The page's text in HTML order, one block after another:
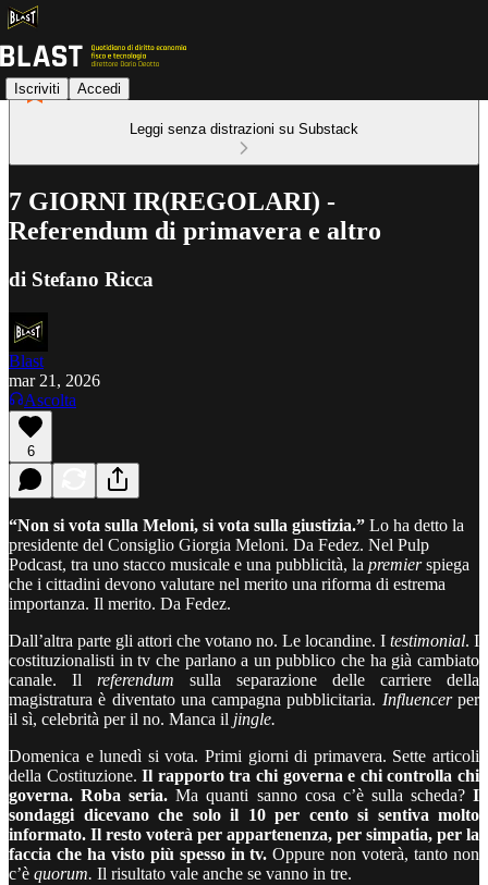
Iscriviti Accedi
Leggi senza distrazioni su Substack
7 GIORNI IR(REGOLARI) -
Referendum di primavera e altro
di Stefano Ricca
Blast
mar 21, 2026
Ascolta
6
“Non si vota sulla Meloni, si vota sulla giustizia.” Lo ha detto la
presidente del Consiglio Giorgia Meloni. Da Fedez. Nel Pulp
Podcast, tra uno stacco musicale e una pubblicità, la premierspiega
che i cittadini devono valutare nel merito una riforma di estrema
importanza. Il merito. Da Fedez.
Dall’altra parte gli attori che votano no. Le locandine. I testimonial. I
costituzionalisti in tv che parlano a un pubblico che ha già cambiato
canale. Il referendum sulla separazione delle carriere della
magistratura è diventato una campagna pubblicitaria. Influencerper
il sì, celebrità per il no. Manca il jingle.
Domenica e lunedì si vota. Primi giorni di primavera. Sette articoli
della Costituzione.Il rapporto tra chi governa e chi controlla chi
governa. Roba seria.Ma quanti sanno cosa c’è sulla scheda?I
sondaggi dicevano che solo il 10 per cento si sentiva molto
informato. Il resto voterà per appartenenza, per simpatia, per la
faccia che ha visto più spesso in tv. Oppure non voterà, tanto non
c’è quorum. Il risultato vale anche se vanno in tre.